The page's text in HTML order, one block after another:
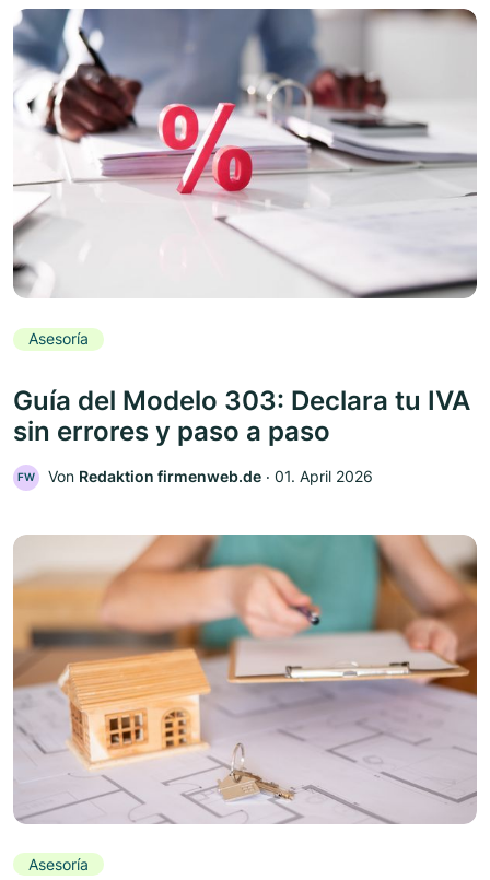
Asesoría
Guía del Modelo 303: Declara tu IVA
sin errores y paso a paso
FW Von Redaktion firmenweb.de ‧ 01. April 2026
Asesoría